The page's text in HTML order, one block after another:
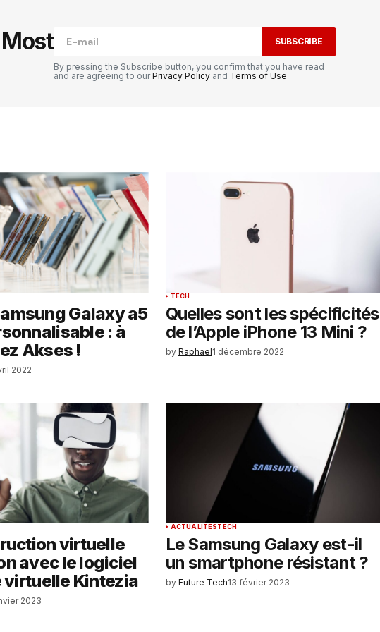
et
SUBSCRIBE
By pressing the Subscribe button, you confirm that you have read
and are agreeing to ourPrivacy Policy and Terms of Use
Galaxy a5
: à
Akses !
2022
TECH
Quelles sont les spécificités
de l’Apple iPhone 13 Mini ?
by Raphael1 décembre 2022
virtuelle
avec le logiciel
virtuelle Kintezia
2023
ACTUALITÉSTECH
Le Samsung Galaxy est-il
un smartphone résistant ?
by Future Tech13 février 2023